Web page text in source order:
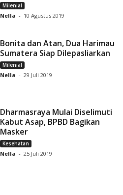
Milenial
Nella - 10 Agustus 2019
Bonita dan Atan, Dua Harimau
Sumatera Siap Dilepasliarkan
Milenial
Nella - 29 Juli 2019
Dharmasraya Mulai Diselimuti
Kabut Asap, BPBD Bagikan
Masker
Kesehatan
Nella - 25 Juli 2019